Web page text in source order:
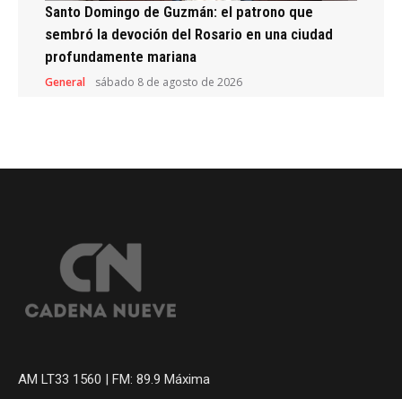
Santo Domingo de Guzmán: el patrono que
sembró la devoción del Rosario en una ciudad
profundamente mariana
General sábado 8 de agosto de 2026
AM LT33 1560 | FM: 89.9 Máxima